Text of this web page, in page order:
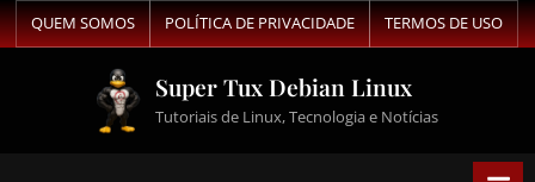
QUEM SOMOS POLÍTICA DE PRIVACIDADE TERMOS DE USO
Super Tux Debian Linux
Tutoriais de Linux, Tecnologia e Notícias